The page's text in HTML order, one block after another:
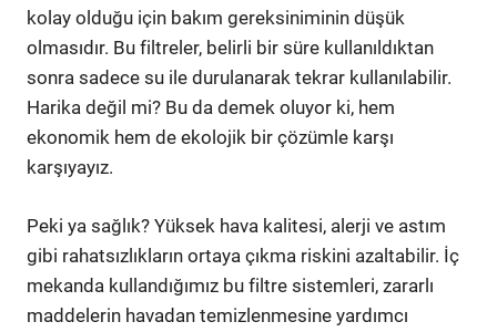
kolay olduğu için bakım gereksiniminin düşük
olmasıdır. Bu filtreler, belirli bir süre kullanıldıktan
sonra sadece su ile durulanarak tekrar kullanılabilir.
Harika değil mi? Bu da demek oluyor ki, hem
ekonomik hem de ekolojik bir çözümle karşı
karşıyayız.
Peki ya sağlık? Yüksek hava kalitesi, alerji ve astım
gibi rahatsızlıkların ortaya çıkma riskini azaltabilir. İç
mekanda kullandığımız bu filtre sistemleri, zararlı
maddelerin havadan temizlenmesine yardımcı